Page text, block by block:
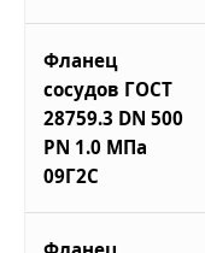
Фланец
сосудов ГОСТ
28759.3 DN 500
PN 1.0 МПа
09Г2С